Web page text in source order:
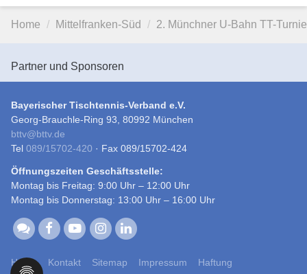
Home Mittelfranken-Süd 2. Münchner U-Bahn TT-
Partner und Sponsoren
Bayerischer Tischtennis-Verband e.V.
Georg-Brauchle-Ring 93, 80992 München
bttv@bttv.de
Tel 089/15702-420 · Fax 089/15702-424
Öffnungszeiten Geschäftsstelle:
Montag bis Freitag: 9:00 Uhr – 12:00 Uhr
Montag bis Donnerstag: 13:00 Uhr – 16:00 Uhr
Home Kontakt Sitemap Impressum Haftung